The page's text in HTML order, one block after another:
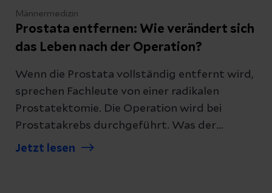
Männermedizin
Prostata entfernen: Wie verändert sich
das Leben nach der Operation?
Wenn die Prostata vollständig entfernt wird,
sprechen Fachleute von einer radikalen
Prostatektomie. Die Operation wird bei
Prostatakrebs durchgeführt. Was der
Eingriff für den Alltag und die Sexualität
Jetzt lesen